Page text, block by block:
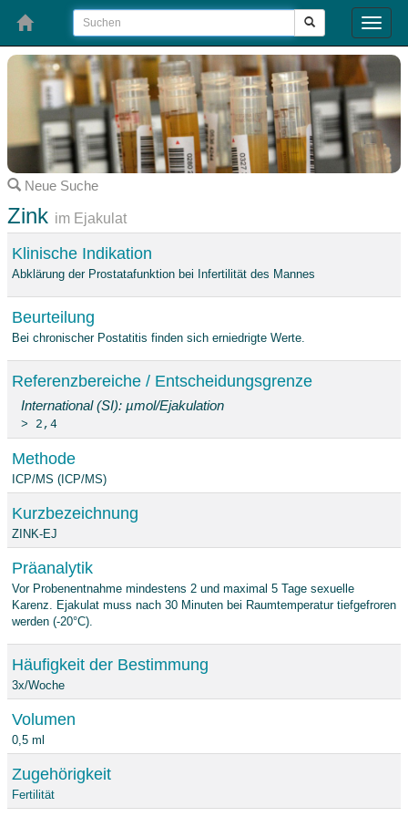
Toggle
Neue Suche
Zink im Ejakulat
Klinische Indikation
Abklärung der Prostatafunktion bei Infertilität des Mannes
Beurteilung
Bei chronischer Postatitis finden sich erniedrigte Werte.
Referenzbereiche / Entscheidungsgrenze
International (SI): µmol/Ejakulation
> 2,4
Methode
ICP/MS (ICP/MS)
Kurzbezeichnung
ZINK-EJ
Präanalytik
Vor Probenentnahme mindestens 2 und maximal 5 Tage sexuelle
Karenz. Ejakulat muss nach 30 Minuten bei Raumtemperatur tiefgefroren
werden (-20°C).
Häufigkeit der Bestimmung
3x/Woche
Volumen
0,5 ml
Zugehörigkeit
Fertilität